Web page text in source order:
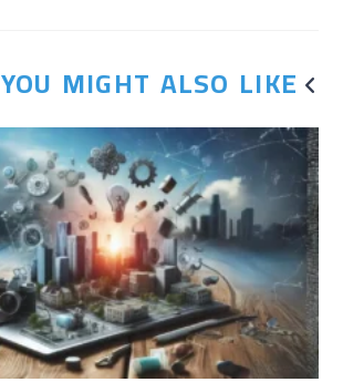
YOU MIGHT ALSO LIKE